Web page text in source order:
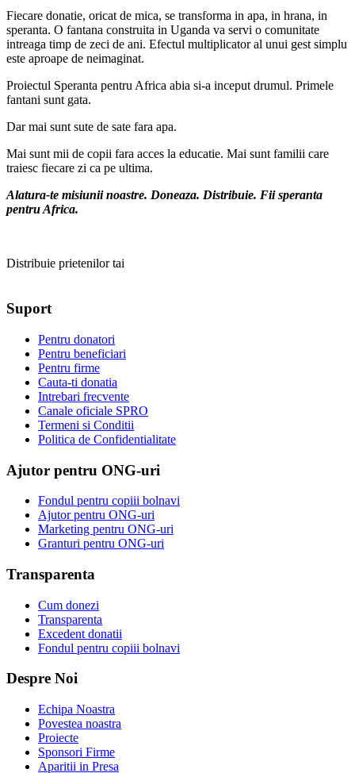
Fiecare donatie, oricat de mica, se transforma in apa, in hrana, in
speranta. O fantana construita in Uganda va servi o comunitate
intreaga timp de zeci de ani. Efectul multiplicator al unui gest simplu
este aproape de neimaginat.
Proiectul Speranta pentru Africa abia si-a inceput drumul. Primele
fantani sunt gata.
Dar mai sunt sute de sate fara apa.
Mai sunt mii de copii fara acces la educatie. Mai sunt familii care
traiesc fiecare zi ca pe ultima.
Alatura-te misiunii noastre. Doneaza. Distribuie. Fii speranta
pentru Africa.
Distribuie prietenilor tai
Suport
Pentru donatori
Pentru beneficiari
Pentru firme
Cauta-ti donatia
Intrebari frecvente
Canale oficiale SPRO
Termeni si Conditii
Politica de Confidentialitate
Ajutor pentru ONG-uri
Fondul pentru copiii bolnavi
Ajutor pentru ONG-uri
Marketing pentru ONG-uri
Granturi pentru ONG-uri
Transparenta
Cum donezi
Transparenta
Excedent donatii
Fondul pentru copiii bolnavi
Despre Noi
Echipa Noastra
Povestea noastra
Proiecte
Sponsori Firme
Aparitii in Presa